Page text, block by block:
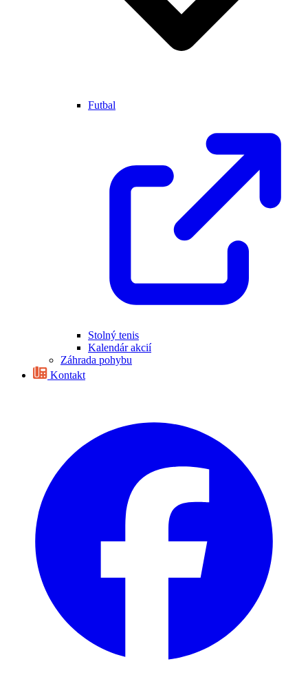
Futbal
Stolný tenis
Kalendár akcií
Záhrada pohybu
Kontakt